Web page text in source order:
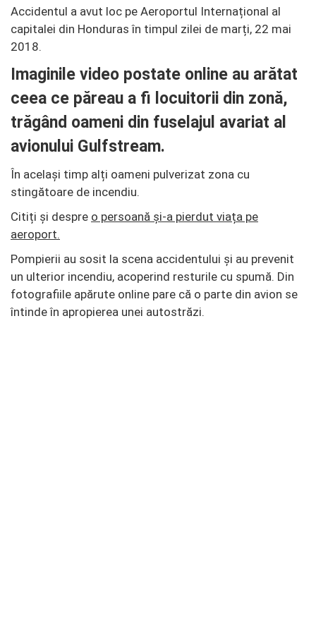
Accidentul a avut loc pe Aeroportul Internațional al
capitalei din Honduras în timpul zilei de marți, 22 mai
2018.
Imaginile video postate online au arătat
ceea ce păreau a fi locuitorii din zonă,
trăgând oameni din fuselajul avariat al
avionului Gulfstream.
În același ​​timp alți oameni pulverizat zona cu
stingătoare de incendiu.
Citiți și despre o persoană și-a pierdut viața pe
aeroport.
Pompierii au sosit la scena accidentului și au prevenit
un ulterior incendiu, acoperind resturile cu spumă. Din
fotografiile apărute online pare că o parte din avion se
întinde în apropierea unei autostrăzi.